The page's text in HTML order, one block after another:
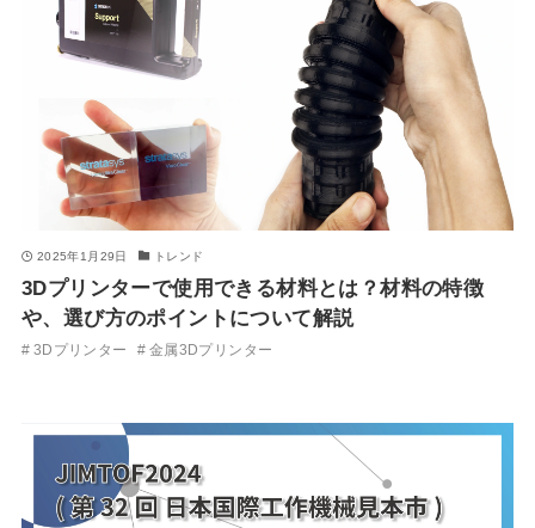
2025年1月29日 トレンド
3Dプリンターで使用できる材料とは？材料の特徴
や、選び方のポイントについて解説
3Dプリンター 金属3Dプリンター